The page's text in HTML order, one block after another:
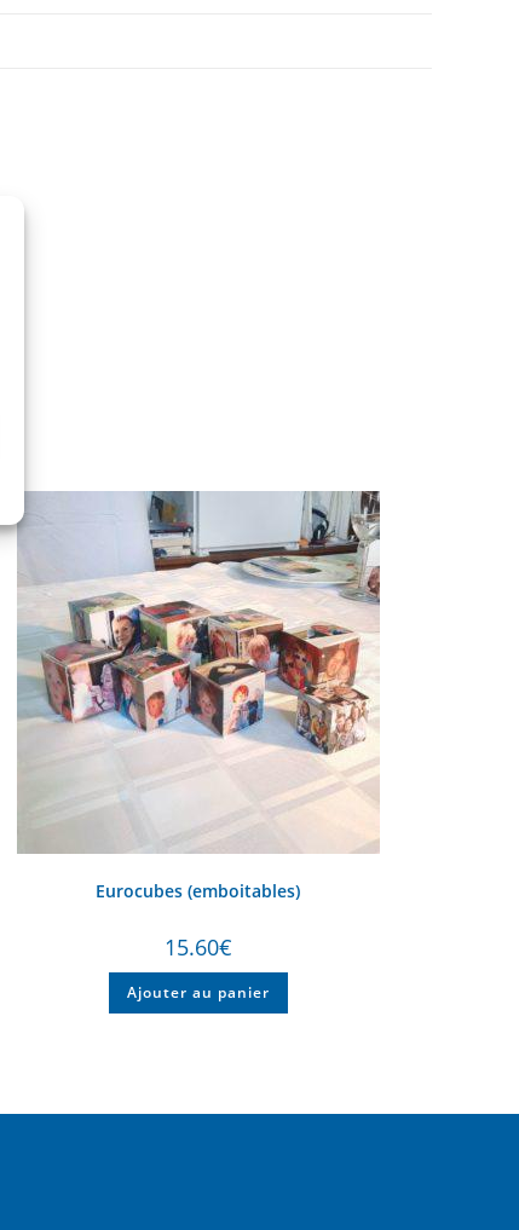
Eurocubes (emboitables)
15.60€
Ajouter au panier